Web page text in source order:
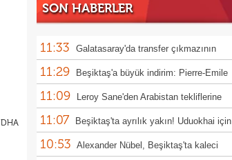
DHA
SON HABERLER
11:33 Galatasaray'da transfer çıkmazının
sebebi: 'Osimhen'
11:29 Beşiktaş'a büyük indirim: Pierre-Emile
Höjbjerg
11:09 Leroy Sane'den Arabistan tekliflerine
yanıt
11:07 Beşiktaş'ta ayrılık yakın! Uduokhai için
İstanbul'a geliyorlar!
10:53 Alexander Nübel, Beşiktaş'ta kaleci